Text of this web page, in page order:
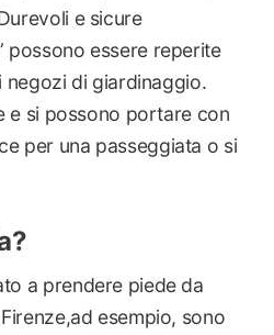
e sicure
possono essere reperite
negozi di giardinaggio.
e si possono portare con
per una passeggiata o si
a prendere piede da
esempio, sono